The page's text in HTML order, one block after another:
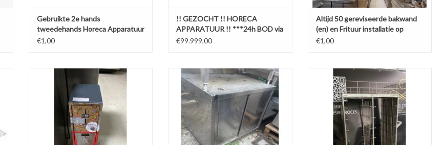
Gebruikte 2e hands
tweedehands Horeca Apparatuur
€1,00
!! GEZOCHT !! HORECA
APPARATUUR !! ***24h BOD via
WhatsApp***
€99.999,00
Altijd 50 gereviseerde bakwand
(en) en Frituur installatie op
voorraad
€1,00
wisselautomaat / muntwisselaar
TOEVOEGEN AAN WINKELWAGEN
RVS Schuifdeurkast 100 x 70 x 82cm (B x
D x H) Wordt schoongemaakt bij levering
TOEVOEGEN AAN WINKELWAGEN
bakerywagen
TOEVOEGEN AAN WINKELWAGEN